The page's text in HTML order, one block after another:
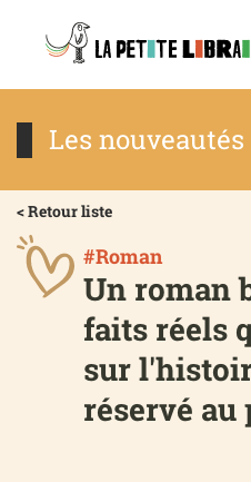
Les nouveautés
< Retour liste
#Roman
Un roman
faits réels
sur
réservé au